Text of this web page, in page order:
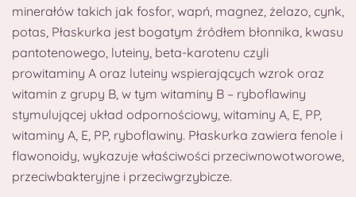
minerałów takich jak fosfor, wapń, magnez, żelazo, cynk,
potas, Płaskurka jest bogatym źródłem błonnika, kwasu
pantotenowego, luteiny, beta-karotenu czyli
prowitaminy A oraz luteiny wspierających wzrok oraz
witamin z grupy B, w tym witaminy B – ryboflawiny
stymulującej układ odpornościowy, witaminy A, E, PP,
witaminy A, E, PP, ryboflawiny. Płaskurka zawiera fenole i
flawonoidy, wykazuje właściwości przeciwnowotworowe,
przeciwbakteryjne i przeciwgrzybicze.